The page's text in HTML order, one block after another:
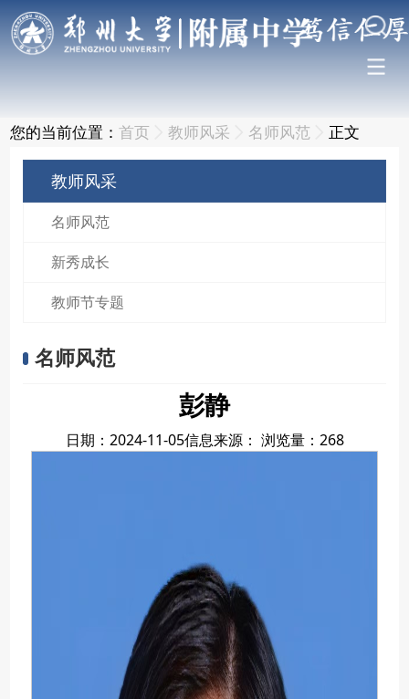
您的当前位置：首页 教师风采 名师风范 正文
教师风采
名师风范
新秀成长
教师节专题
名师风范
彭静
日期：2024-11-05信息来源： 浏览量： 268